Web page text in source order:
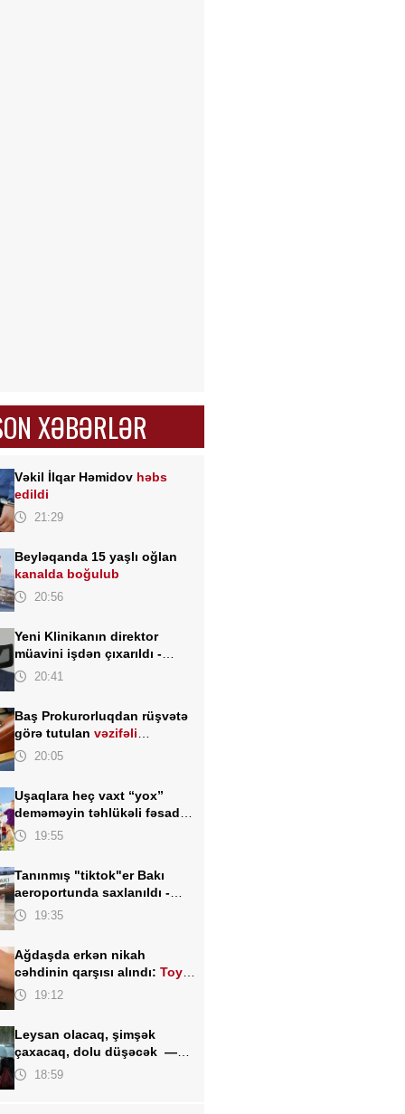
XƏBƏRLƏR
Vəkil İlqar Həmidov həbs
edildi
21:29
Beyləqanda 15 yaşlı oğlan
kanalda boğulub
20:56
Yeni Klinikanın direktor
müavini işdən çıxarıldı -
FOTO
20:41
Baş Prokurorluqdan rüşvətə
görə tutulanvəzifəli
şəxslərlə bağlı MƏLUMAT
20:05
Uşaqlara heç vaxt “yox”
deməməyin təhlükəli fəsadı –
Psixoloqdan valideynlərə
19:55
Tanınmış "tiktok"er Bakı
aeroportunda saxlanıldı -
FOTO19:35
Ağdaşda erkən nikah
cəhdinin qarşısı alındı:Toy
TƏXİRƏ SALINDI
19:12
Leysan olacaq, şimşək
çaxacaq, dolu düşəcək —
ƏHALİYƏ XƏBƏRDARLIQ
18:59